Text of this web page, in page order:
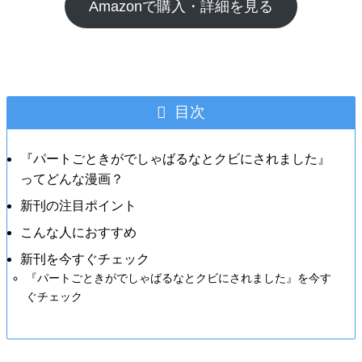
Amazonで購入・詳細を見る
目次
『パートごときがでしゃばるなとクビにされました』
ってどんな漫画？
新刊の注目ポイント
こんな人におすすめ
新刊を今すぐチェック
『パートごときがでしゃばるなとクビにされました』を今す
ぐチェック